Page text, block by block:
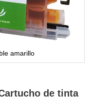
amarillo
de tinta